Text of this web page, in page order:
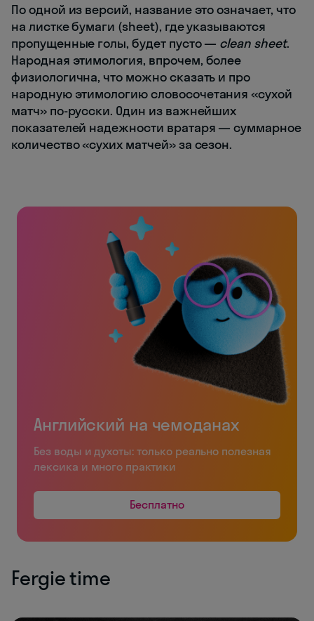
По одной из версий, название это означает, что
на листке бумаги (sheet), где указываются
пропущенные голы, будет пусто — clean sheet.
Народная этимология, впрочем, более
физиологична, что можно сказать и про
народную этимологию словосочетания «сухой
матч» по-русски. Один из важнейших
показателей надежности вратаря — суммарное
количество «сухих матчей» за сезон.
Английский на чемоданах
Без воды и духоты: только реально полезная
лексика и много практики
Бесплатно
Fergie time